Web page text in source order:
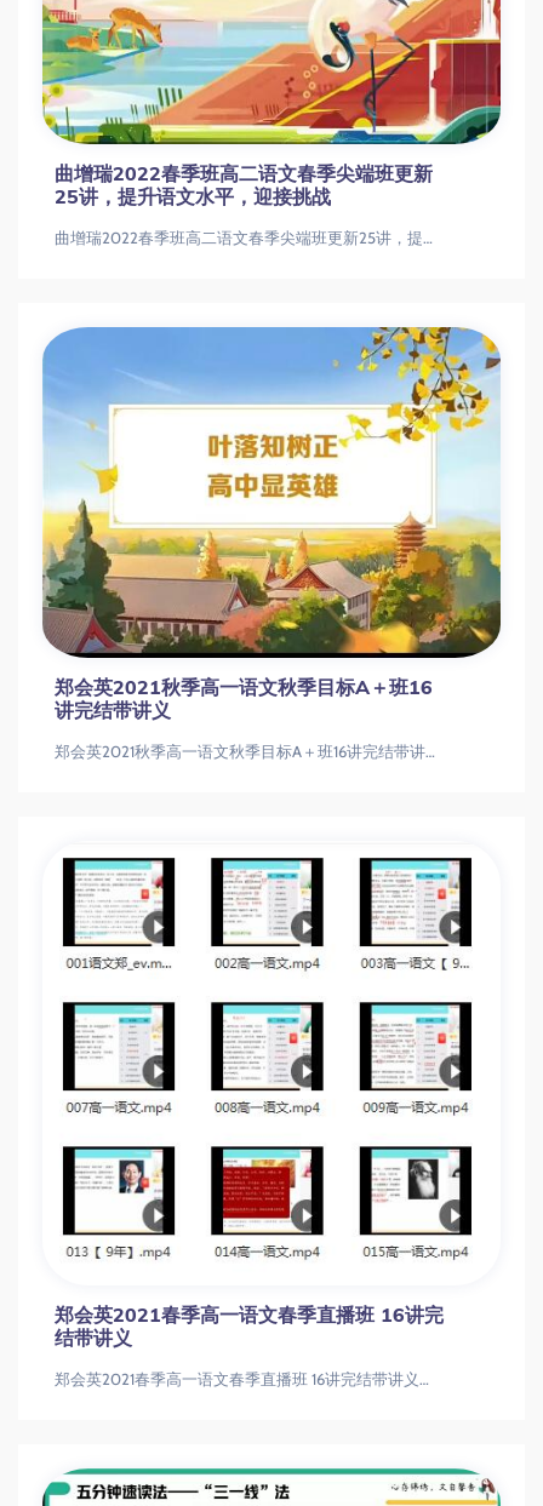
曲增瑞2022春季班高二语文春季尖端班更新
25讲，提升语文水平，迎接挑战
郑会英2021秋季高一语文秋季目标A＋班16
讲完结带讲义
郑会英2021秋季高一语文秋季目标A＋班16讲完结带讲义郑会英2021秋季高一语文秋季目标A＋班16讲完结带讲义